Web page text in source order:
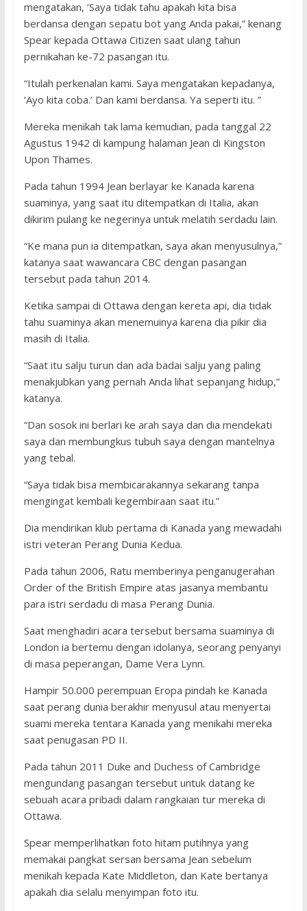
mengatakan, ‘Saya tidak tahu apakah kita bisa
berdansa dengan sepatu bot yang Anda pakai,” kenang
Spear kepada Ottawa Citizen saat ulang tahun
pernikahan ke-72 pasangan itu.
“Itulah perkenalan kami. Saya mengatakan kepadanya,
‘Ayo kita coba.’ Dan kami berdansa. Ya seperti itu. ”
Mereka menikah tak lama kemudian, pada tanggal 22
Agustus 1942 di kampung halaman Jean di Kingston
Upon Thames.
Pada tahun 1994 Jean berlayar ke Kanada karena
suaminya, yang saat itu ditempatkan di Italia, akan
dikirim pulang ke negerinya untuk melatih serdadu lain.
“Ke mana pun ia ditempatkan, saya akan menyusulnya,”
katanya saat wawancara CBC dengan pasangan
tersebut pada tahun 2014.
Ketika sampai di Ottawa dengan kereta api, dia tidak
tahu suaminya akan menemuinya karena dia pikir dia
masih di Italia.
“Saat itu salju turun dan ada badai salju yang paling
menakjubkan yang pernah Anda lihat sepanjang hidup,”
katanya.
“Dan sosok ini berlari ke arah saya dan dia mendekati
saya dan membungkus tubuh saya dengan mantelnya
yang tebal.
“Saya tidak bisa membicarakannya sekarang tanpa
mengingat kembali kegembiraan saat itu.”
Dia mendirikan klub pertama di Kanada yang mewadahi
istri veteran Perang Dunia Kedua.
Pada tahun 2006, Ratu memberinya penganugerahan
Order of the British Empire atas jasanya membantu
para istri serdadu di masa Perang Dunia.
Saat menghadiri acara tersebut bersama suaminya di
London ia bertemu dengan idolanya, seorang penyanyi
di masa peperangan, Dame Vera Lynn.
Hampir 50.000 perempuan Eropa pindah ke Kanada
saat perang dunia berakhir menyusul atau menyertai
suami mereka tentara Kanada yang menikahi mereka
saat penugasan PD II.
Pada tahun 2011 Duke and Duchess of Cambridge
mengundang pasangan tersebut untuk datang ke
sebuah acara pribadi dalam rangkaian tur mereka di
Ottawa.
Spear memperlihatkan foto hitam putihnya yang
memakai pangkat sersan bersama Jean sebelum
menikah kepada Kate Middleton, dan Kate bertanya
apakah dia selalu menyimpan foto itu.